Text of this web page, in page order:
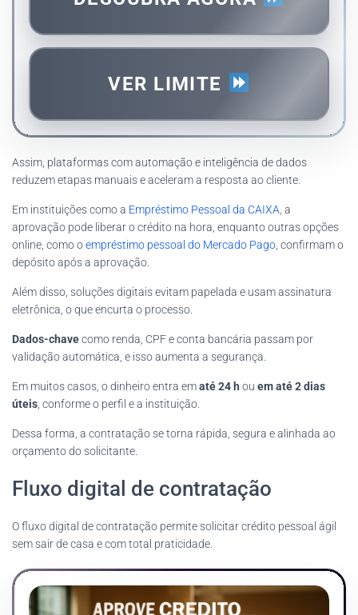
VER LIMITE
Assim, plataformas com automação e inteligência de dados
reduzem etapas manuais e aceleram a resposta ao cliente.
Em instituições como a Empréstimo Pessoal da CAIXA , a
aprovação pode liberar o crédito na hora, enquanto outras opções
online, como oempréstimo pessoal do Mercado Pago , confirmam o
depósito após a aprovação.
Além disso, soluções digitais evitam papelada e usam assinatura
eletrônica, o que encurta o processo.
Dados-chavecomo renda, CPF e conta bancária passam por
validação automática, e isso aumenta a segurança.
Em muitos casos, o dinheiro entra ematé 24 h ou em até 2 dias
úteis , conforme o perfil e a instituição.
Dessa forma, a contratação se torna rápida, segura e alinhada ao
orçamento do solicitante.
Fluxo digital de contratação
O fluxo digital de contratação permite solicitar crédito pessoal ágil
sem sair de casa e com total praticidade.